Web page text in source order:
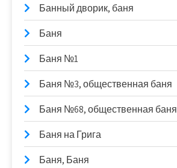
Банный дворик, баня
Баня
Баня №1
Баня №3, общественная баня
Баня №68, общественная баня
Баня на Грига
Баня, Баня